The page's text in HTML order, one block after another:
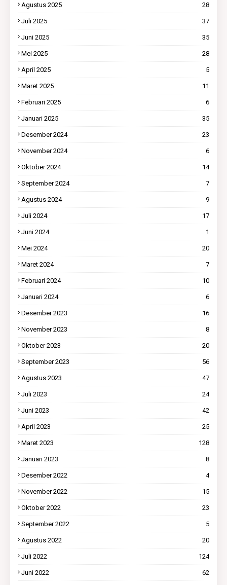
Agustus 2025 28
Juli 2025 37
Juni 2025 35
Mei 2025 28
April 2025 5
Maret 2025 11
Februari 2025 6
Januari 2025 35
Desember 2024 23
November 2024 6
Oktober 2024 14
September 2024 7
Agustus 2024 9
Juli 2024 17
Juni 2024 1
Mei 2024 20
Maret 2024 7
Februari 2024 10
Januari 2024 6
Desember 2023 16
November 2023 8
Oktober 2023 20
September 2023 56
Agustus 2023 47
Juli 2023 24
Juni 2023 42
April 2023 25
Maret 2023 128
Januari 2023 8
Desember 2022 4
November 2022 15
Oktober 2022 23
September 2022 5
Agustus 2022 20
Juli 2022 124
Juni 2022 62